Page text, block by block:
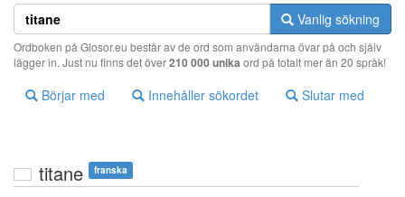
Vanlig sökning
Ordboken på Glosor.eu består av de ord som användarna övar på och själv
lägger in. Just nu finns det över210 000 unika ord på totalt mer än 20 språk!
Börjar med Innehåller sökordet Slutar med
titane franska